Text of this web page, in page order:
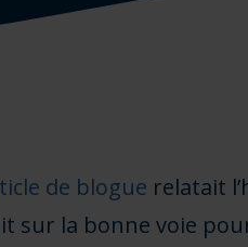
de blogue relatait
sur la bonne voie